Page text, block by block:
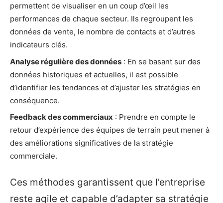
permettent de visualiser en un coup d’œil les
performances de chaque secteur. Ils regroupent les
données de vente, le nombre de contacts et d’autres
indicateurs clés.
Analyse régulière des données : En se basant sur des
données historiques et actuelles, il est possible
d’identifier les tendances et d’ajuster les stratégies en
conséquence.
Feedback des commerciaux : Prendre en compte le
retour d’expérience des équipes de terrain peut mener à
des améliorations significatives de la stratégie
commerciale.
Ces méthodes garantissent que l’entreprise
reste agile et capable d’adapter sa stratégie